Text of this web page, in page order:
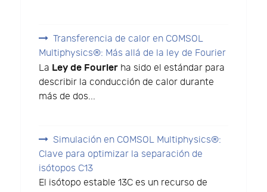
Transferencia de calor en COMSOL
Multiphysics®: Más allá de la ley de Fourier
La Ley de Fourier ha sido el estándar para
describir la conducción de calor durante
más de dos...
Simulación en COMSOL Multiphysics®:
Clave para optimizar la separación de
isótopos C13
El isótopo estable 13C es un recurso de